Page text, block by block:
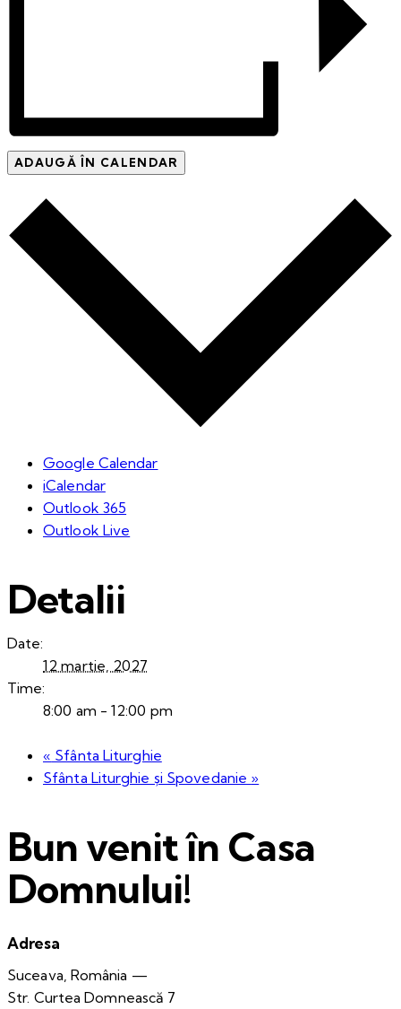
ADAUGĂ ÎN CALENDAR
Google Calendar
iCalendar
Outlook 365
Outlook Live
Detalii
Date:
12 martie, 2027
Time:
8:00 am - 12:00 pm
« Sfânta Liturghie
Sfânta Liturghie și Spovedanie »
Bun venit în Casa
Domnului!
Adresa
Suceava, România —
Str. Curtea Domnească 7